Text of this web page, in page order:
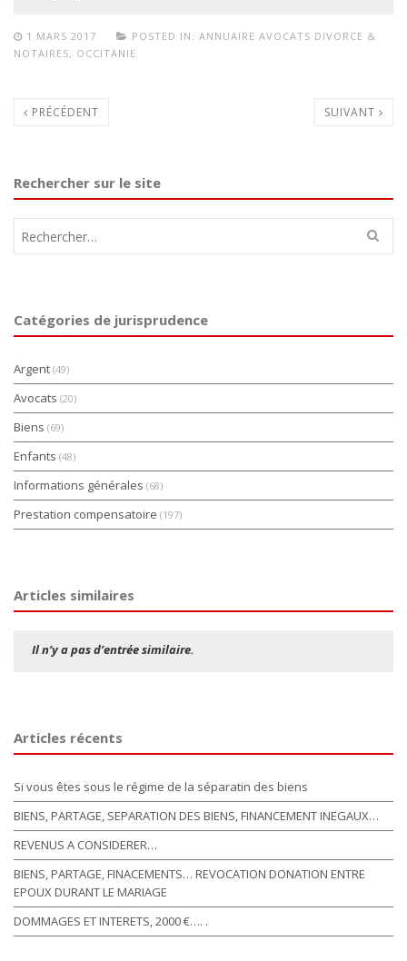
1 MARS 2017 POSTED IN: ANNUAIRE AVOCATS DIVORCE &
NOTAIRES, OCCITANIE
PRÉCÉDENT SUIVANT
Rechercher sur le site
Catégories de jurisprudence
Argent (49)
Avocats (20)
Biens (69)
Enfants (48)
Informations générales (68)
Prestation compensatoire (197)
Articles similaires
Il n’y a pas d’entrée similaire.
Articles récents
Si vous êtes sous le régime de la séparatin des biens
BIENS, PARTAGE, SEPARATION DES BIENS, FINANCEMENT INEGAUX…
REVENUS A CONSIDERER…
BIENS, PARTAGE, FINACEMENTS… REVOCATION DONATION ENTRE
EPOUX DURANT LE MARIAGE
DOMMAGES ET INTERETS, 2000 €…. .